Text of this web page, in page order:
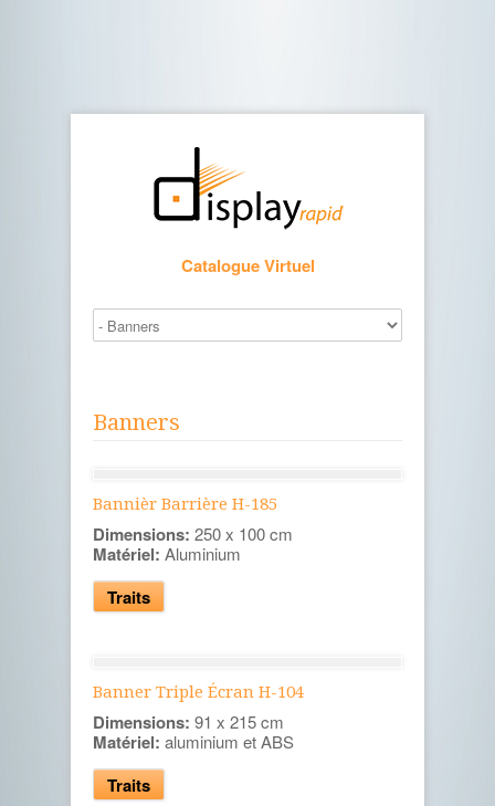
Catalogue Virtuel
Banners
Bannièr Barrière H-185
Dimensions: 250 x 100 cm
Matériel: Aluminium
Traits
Banner Triple Écran H-104
Dimensions: 91 x 215 cm
Matériel: aluminium et ABS
Traits